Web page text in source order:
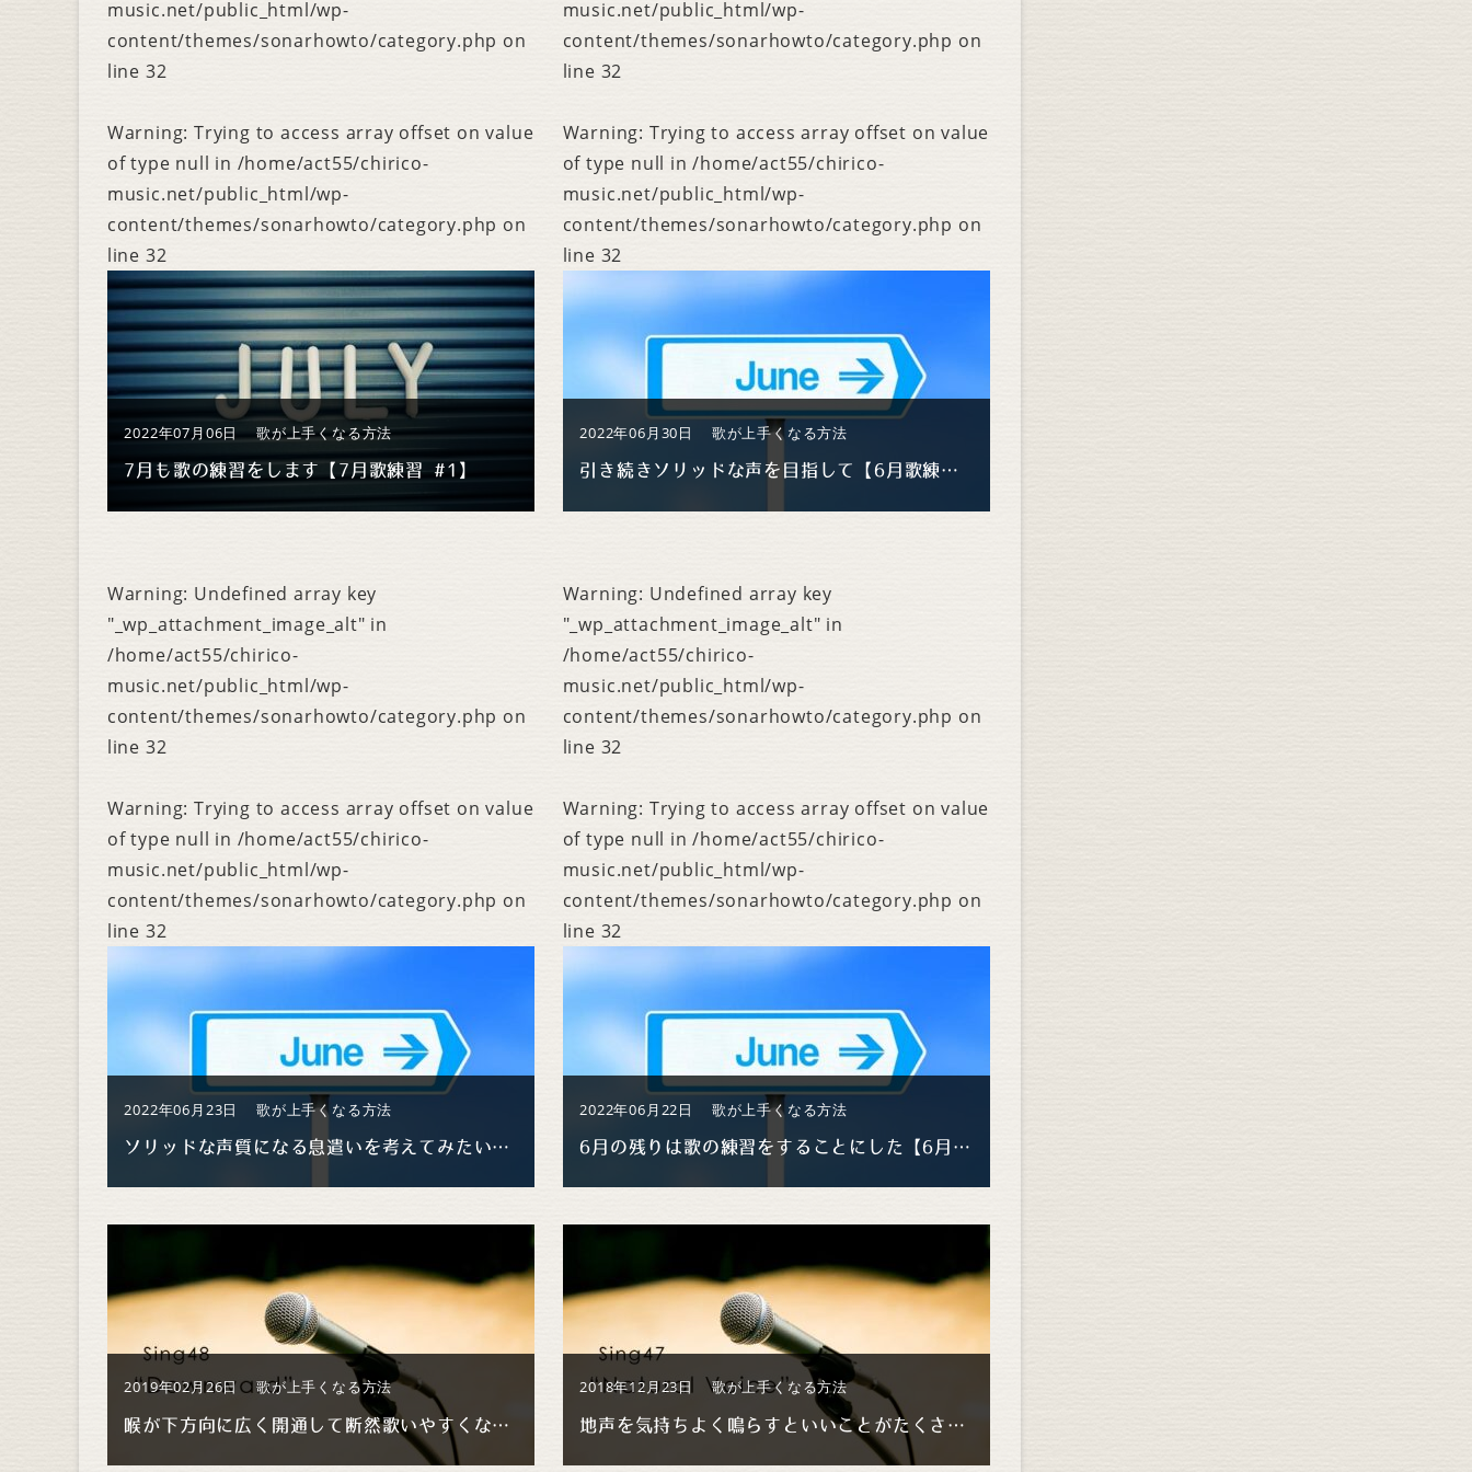
2022年07月06日 歌が上手くなる方法
7月も歌の練習をします【7月歌練習 #1】
music.net/public_html/wp-
content/themes/sonarhowto/category.php on
line 32
Warning: Trying to access array offset on value
of type null in /home/act55/chirico-
music.net/public_html/wp-
content/themes/sonarhowto/category.php on
line 32
2022年06月30日 歌が上手くなる方法
引き続きソリッドな声を目指して【6月歌練習 END】
music.net/public_html/wp-
content/themes/sonarhowto/category.php on
line 32
Warning: Trying to access array offset on value
of type null in/home/act55/chirico-
music.net/public_html/wp-
content/themes/sonarhowto/category.php on
line 32
2022年06月23日 歌が上手くなる方法
ソリッドな声質になる息遣いを考えてみたい【6月歌練習 #2】
Warning: Undefined array key
"_wp_attachment_image_alt" in
/home/act55/chirico-
music.net/public_html/wp-
content/themes/sonarhowto/category.php on
line 32
Warning: Trying to access array offset on value
of type null in /home/act55/chirico-
music.net/public_html/wp-
content/themes/sonarhowto/category.php on
line 32
2022年06月22日 歌が上手くなる方法
6月の残りは歌の練習をすることにした【6月歌練習 #1】
Warning: Undefined array key
"_wp_attachment_image_alt" in
/home/act55/chirico-
music.net/public_html/wp-
content/themes/sonarhowto/category.php on
line 32
Warning: Trying to access array offset on value
of type null in/home/act55/chirico-
music.net/public_html/wp-
content/themes/sonarhowto/category.php on
line 32
2019年02月26日 歌が上手くなる方法
喉が下方向に広く開通して断然歌いやすくなった
2018年12月23日 歌が上手くなる方法
地声を気持ちよく鳴らすといいことがたくさんありますよ【ブザー音】